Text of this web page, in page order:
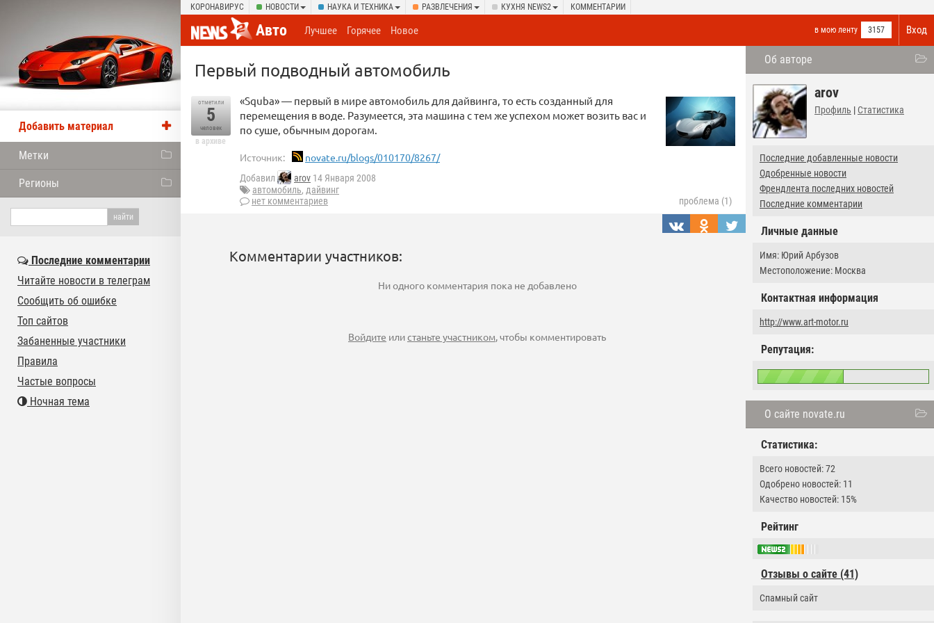
КОРОНАВИРУС НОВОСТИ НАУКА И ТЕХНИКА РАЗВЛЕЧЕНИЯ КУХНЯ NEWS2 КОММЕНТАРИИ
Вход
Авто в мою ленту 3157
Лучшее Горячее Новое
Об авторе
arov
Профиль | Статистика
Последние добавленные новости
Одобренные новости
Френдлента последних новостей
Последние комментарии
Личные данные
Имя: Юрий Арбузов
Местоположение: Москва
Контактная информация
http://www.art-motor.ru
Репутация:
О сайте novate.ru
Статистика:
Всего новостей: 72
Одобрено новостей: 11
Качество новостей: 15%
Рейтинг
Отзывы о сайте (41)
Спамный сайт
Первый подводный автомобиль
отметили
5
человек
в архиве
«Squba» — первый в мире автомобиль для дайвинга, то есть созданный для
перемещения в воде. Разумеется, эта машина с тем же успехом может возить вас и
по суше, обычным дорогам.
Источник: novate.ru/blogs/010170/8267/
Добавил arov 14 Января 2008
автомобиль, дайвинг
нет комментариев
проблема (1)
Комментарии участников:
Ни одного комментария пока не добавлено
Войдите илистаньте участником, чтобы комментировать
Добавить материал
Метки
Регионы
Последние комментарии
Читайте новости в телеграм
Сообщить об ошибке
Топ сайтов
Забаненные участники
Правила
Частые вопросы
Ночная тема